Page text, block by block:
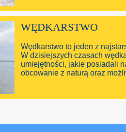
WĘDKARSTWO
Wędkarstwo to jeden z
W dzisiejszych czasach
umiejętności, jakie posiadali
obcowanie z naturą oraz